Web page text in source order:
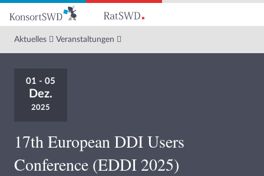
Hauptinhalt
Aktuelles Veranstaltungen
01 - 05
Dez.
2025
17th European DDI Users
Conference (EDDI 2025)